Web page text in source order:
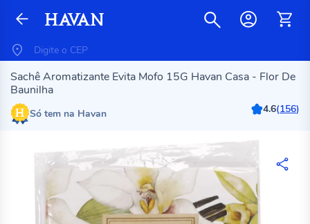
Sachê Aromatizante Evita Mofo 15G Havan Casa - Flor De
Baunilha
Só tem na Havan 4.6(156)